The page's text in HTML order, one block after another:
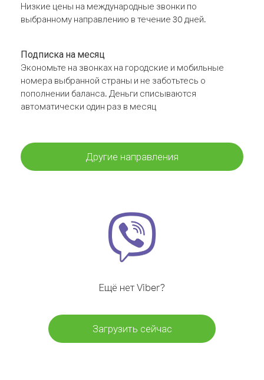
Низкие цены на международные звонки по
выбранному направлению в течение 30 дней.
Подписка на месяц
Экономьте на звонках на городские и мобильные
номера выбранной страны и не заботьтесь о
пополнении баланса. Деньги списываются
автоматически один раз в месяц
Другие направления
Ещё нет Viber?
Загрузить сейчас